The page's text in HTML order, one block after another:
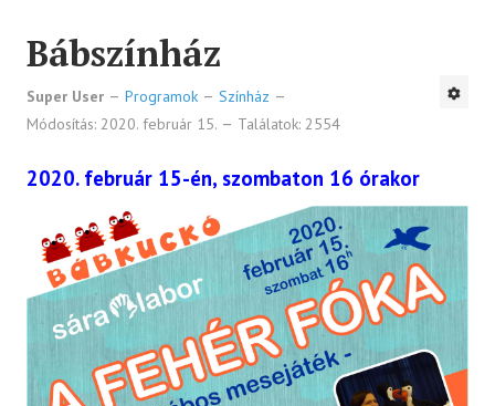
Bábszínház
Super User Programok
Színház
Módosítás: 2020. február 15.
Találatok: 2554
2020. február 15-én, szombaton 16 órakor